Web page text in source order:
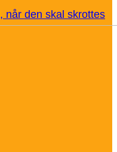
når den skal skrottes